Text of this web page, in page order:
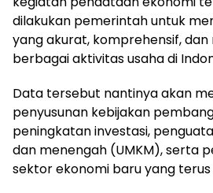
dilakukan pemerintah untuk
yang akurat, komprehensif,
berbagai aktivitas usaha di
Data tersebut nantinya akan
penyusunan kebijakan
peningkatan investasi,
dan menengah (UMKM), serta
sektor ekonomi baru yang